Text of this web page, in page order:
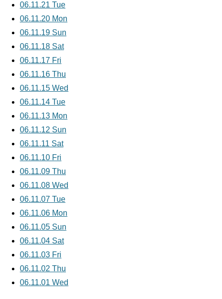
06.11.21 Tue
06.11.20 Mon
06.11.19 Sun
06.11.18 Sat
06.11.17 Fri
06.11.16 Thu
06.11.15 Wed
06.11.14 Tue
06.11.13 Mon
06.11.12 Sun
06.11.11 Sat
06.11.10 Fri
06.11.09 Thu
06.11.08 Wed
06.11.07 Tue
06.11.06 Mon
06.11.05 Sun
06.11.04 Sat
06.11.03 Fri
06.11.02 Thu
06.11.01 Wed